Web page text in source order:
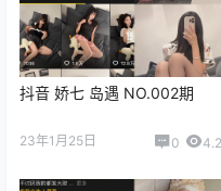
抖音 娇七 岛遇 NO.002期
23年1月25日 0